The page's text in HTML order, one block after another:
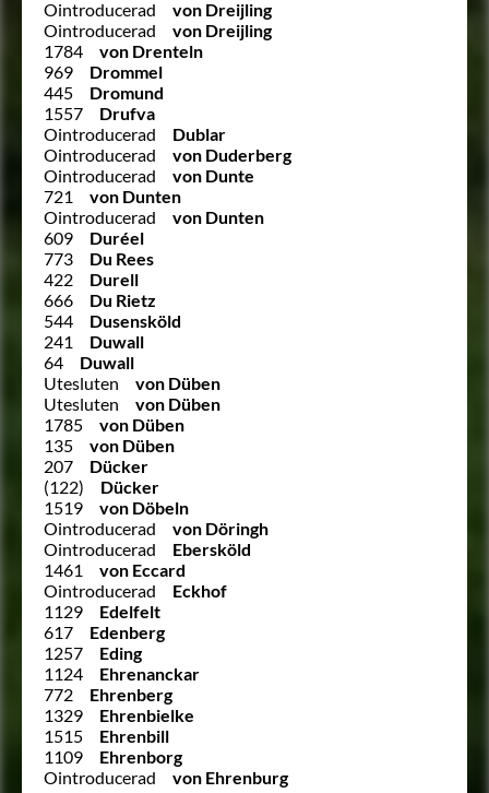
Ointroducerad
von Dreijling
Ointroducerad
von Dreijling
1784
von Drenteln
969
Drommel
445
Dromund
1557
Drufva
Ointroducerad
Dublar
Ointroducerad
von Duderberg
Ointroducerad
von Dunte
721
von Dunten
Ointroducerad
von Dunten
609
Duréel
773
Du Rees
422
Durell
666
Du Rietz
544
Dusensköld
241
Duwall
64
Duwall
Utesluten
von Düben
Utesluten
von Düben
1785
von Düben
135
von Düben
207
Dücker
(122)
Dücker
1519
von Döbeln
Ointroducerad
von Döringh
Ointroducerad
Ebersköld
1461
von Eccard
Ointroducerad
Eckhof
1129
Edelfelt
617
Edenberg
1257
Eding
1124
Ehrenanckar
772
Ehrenberg
1329
Ehrenbielke
1515
Ehrenbill
1109
Ehrenborg
Ointroducerad
von Ehrenburg